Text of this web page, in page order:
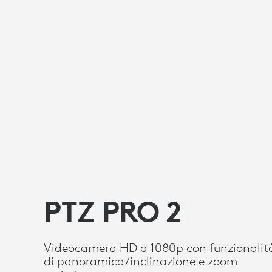
PTZ PRO 2
Videocamera HD a 1080p con
di panoramica/inclinazione e zoom